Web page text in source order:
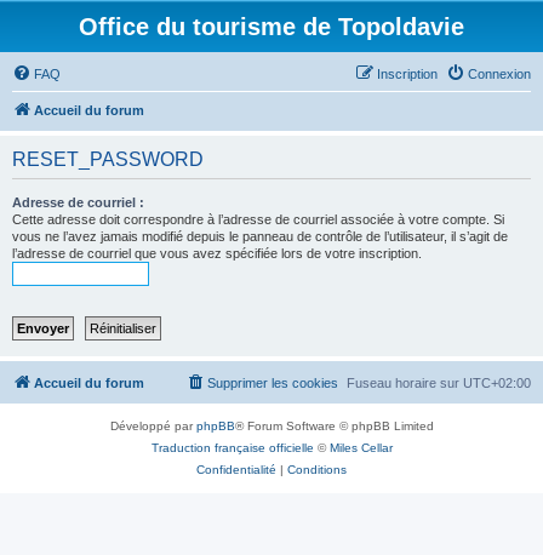
Office du tourisme de Topoldavie
FAQ Connexion
Inscription
Accueil du forum
RESET_PASSWORD
Adresse de courriel :
Cette adresse doit correspondre à l’adresse de courriel associée à votre compte. Si
vous ne l’avez jamais modifié depuis le panneau de contrôle de l’utilisateur, il s’agit de
l’adresse de courriel que vous avez spécifiée lors de votre inscription.
Accueil du forum Fuseau horaire sur UTC+02:00
Supprimer les cookies
Développé parphpBB® Forum Software © phpBB Limited
Traduction française officielle ©Miles Cellar
Confidentialité | Conditions